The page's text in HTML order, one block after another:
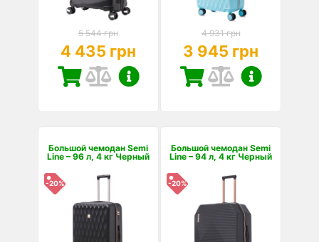
5 544 грн
4 435 грн
4 931 грн
3 945 грн
Большой чемодан Semi
Line – 96 л, 4 кг Черный
-20%
Большой чемодан Semi
Line – 94 л, 4 кг Черный
-20%